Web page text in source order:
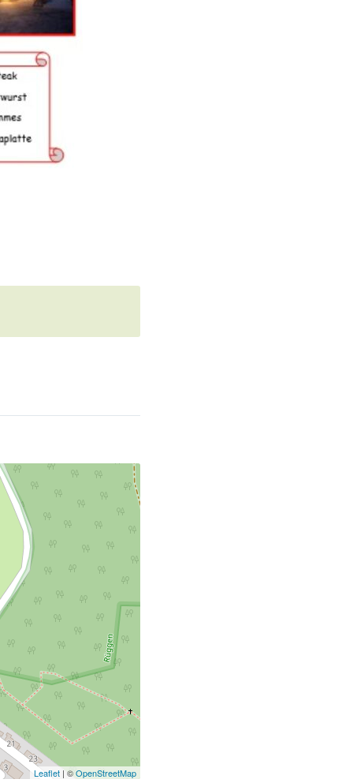
Leaflet| ©OpenStreetMap